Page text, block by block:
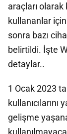
araçları olarak
kullananlar
sonra bazı
belirtildi. İşte
detaylar..
1 Ocak 2023
gelişme